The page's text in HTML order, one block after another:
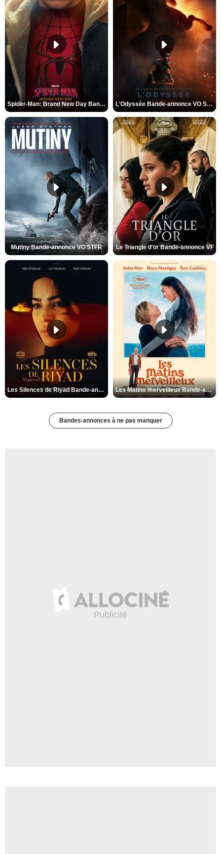
Spider-Man: Brand New Day Bande-annonce VO STFR L'Odyssée Bande-annonce VO STFR
Mutiny Bande-annonce VO STFR Le Triangle d'or Bande-annonce VF
Les Silences de Riyad Bande-annonce VO STFR Les Matins merveilleux Bande-annonce VF
Bandes-annonces à ne pas manquer